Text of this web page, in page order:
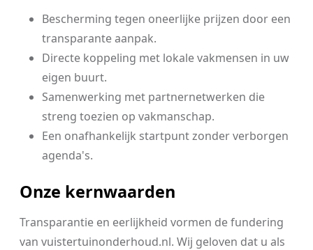
Bescherming tegen oneerlijke prijzen door een
transparante aanpak.
Directe koppeling met lokale vakmensen in uw
eigen buurt.
Samenwerking met partnernetwerken die
streng toezien op vakmanschap.
Een onafhankelijk startpunt zonder verborgen
agenda's.
Onze kernwaarden
Transparantie en eerlijkheid vormen de fundering
van vuistertuinonderhoud.nl. Wij geloven dat u als